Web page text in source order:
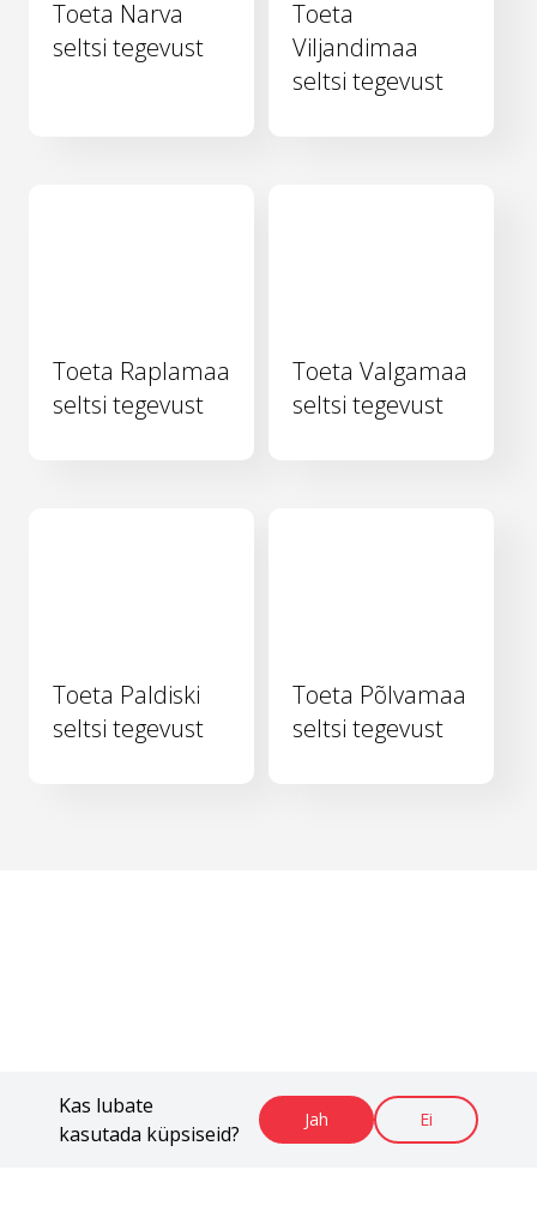
Kas lubate
kasutada küpsiseid?
Jah Ei
Toeta Narva
seltsi tegevust
Toeta
Viljandimaa
seltsi tegevust
Toeta Raplamaa
seltsi tegevust
Toeta Valgamaa
seltsi tegevust
Toeta Paldiski
seltsi tegevust
Toeta Põlvamaa
seltsi tegevust